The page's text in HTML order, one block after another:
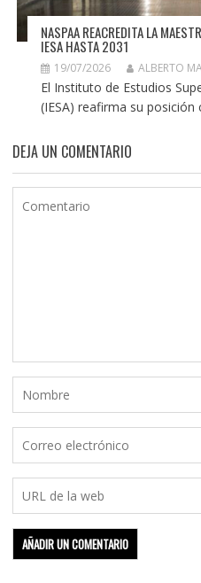
NASPAA REACREDITA LA
IESA HASTA 2031
19/07/2026 ALBERTO
El Instituto de Estudios
(IESA) reafirma su posición
DEJA UN COMENTARIO